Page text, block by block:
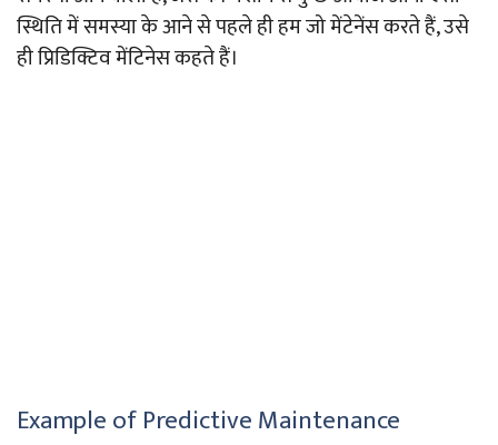
स्थिति में समस्या के आने से पहले ही हम जो मेंटेनेंस करते हैं, उसे
ही प्रिडिक्टिव मेंटिनेस कहते हैं।
Example of Predictive Maintenance